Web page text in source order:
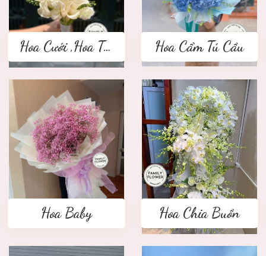
Hoa Cưới ,Hoa Tay Cầm Cô Dâu Hoa Cẩm Tú Cầu
Hoa Baby Hoa Chia Buồn